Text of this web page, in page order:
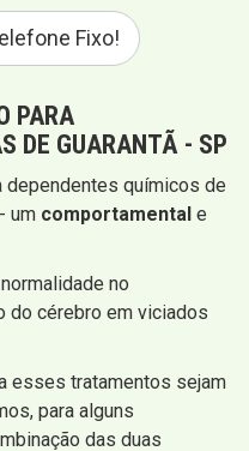
Fixo!
PARA
DE GUARANTÃ - SP
dependentes químicos de
um comportamental e
no
do cérebro em viciados
esses tratamentos sejam
para alguns
das duas